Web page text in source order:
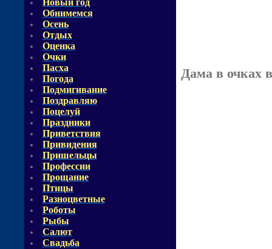
Новый год
Обнимемся
Осень
Отдых
Оценка
Очки
Пасха
Погода
Подмигивание
Поздравляю
Поцелуй
Праздники
Приветствия
Привидения
Пришельцы
Профессии
Прощание
Птицы
Разноцветные
Роботы
Рыбы
Салют
Свадьба
Дама в очках